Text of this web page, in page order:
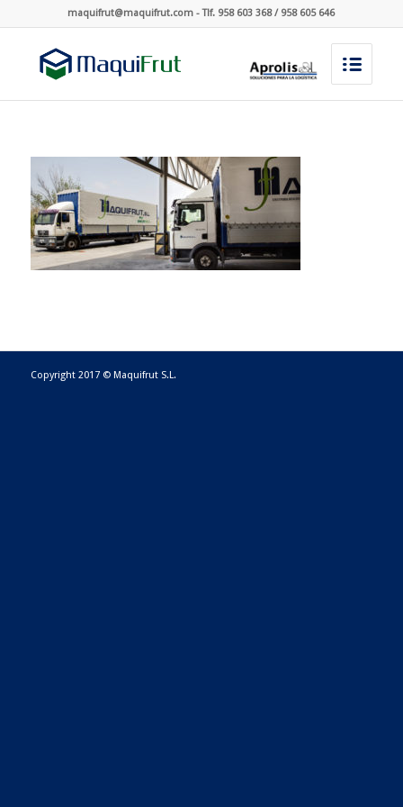
maquifrut@maquifrut.com - Tlf. 958 603 368 / 958 605 646
Copyright 2017 © Maquifrut S.L.